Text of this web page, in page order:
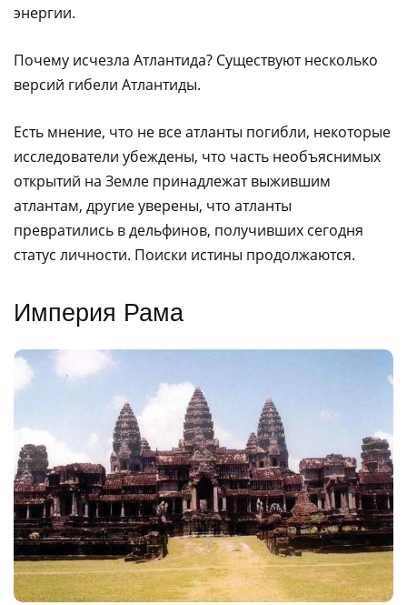
энергии.
Почему исчезла Атлантида? Существуют несколько
версий гибели Атлантиды.
Есть мнение, что не все атланты погибли, некоторые
исследователи убеждены, что часть необъяснимых
открытий на Земле принадлежат выжившим
атлантам, другие уверены, что атланты
превратились в дельфинов, получивших сегодня
статус личности. Поиски истины продолжаются.
Империя Рама